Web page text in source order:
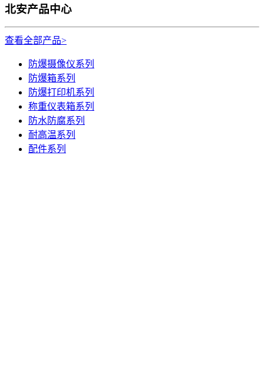
北安产品中心
查看全部产品>
防爆摄像仪系列
防爆箱系列
防爆打印机系列
称重仪表箱系列
防水防腐系列
耐高温系列
配件系列